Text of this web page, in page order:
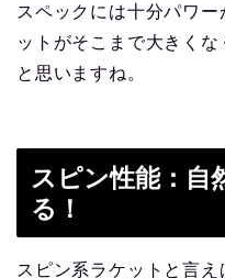
スペックには十分パワ
ットがそこまで大きく
と思いますね。
スピン性能：自
る！
スピン系ラケットと言